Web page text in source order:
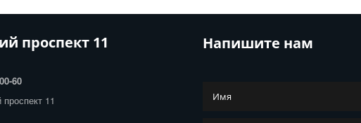
проспект 11
60
11
Напишите нам